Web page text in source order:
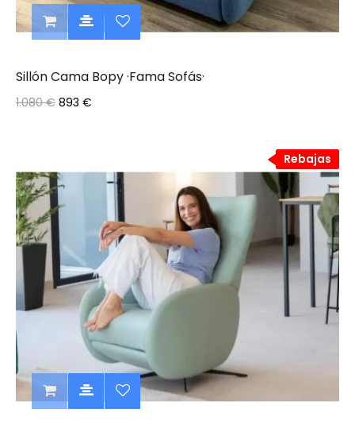
Sillón Cama Bopy ·Fama Sofás·
1.080 € 893 €
Rebajas
Rebajas